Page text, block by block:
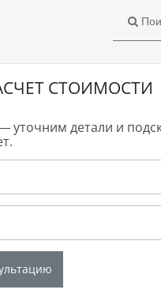
СТОИМОСТИ
уточним детали и